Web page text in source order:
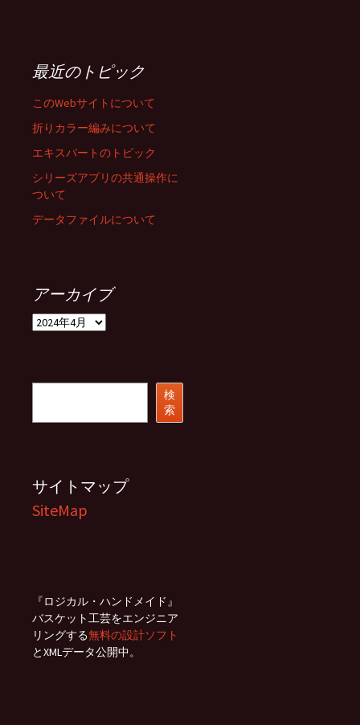
最近のトピック
このWebサイトについて
折りカラー編みについて
エキスパートのトピック
シリーズアプリの共通操作に
ついて
データファイルについて
アーカイブ
ア
ブ
検
索
サイトマップ
SiteMap
『ロジカル・ハンドメイド』
バスケット工芸をエンジニア
リングする無料の設計ソフト
とXMLデータ公開中。